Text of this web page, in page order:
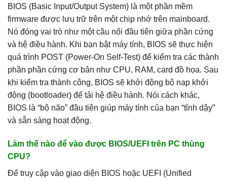
BIOS (Basic Input/Output System) là một phần mềm
firmware được lưu trữ trên một chip nhớ trên mainboard.
Nó đóng vai trò như một cầu nối đầu tiên giữa phần cứng
và hệ điều hành. Khi bạn bật máy tính, BIOS sẽ thực hiện
quá trình POST (Power-On Self-Test) để kiểm tra các thành
phần phần cứng cơ bản như CPU, RAM, card đồ họa. Sau
khi kiểm tra thành công, BIOS sẽ khởi động bộ nạp khởi
động (bootloader) để tải hệ điều hành. Nói cách khác,
BIOS là “bộ não” đầu tiên giúp máy tính của bạn “tỉnh dậy”
và sẵn sàng hoạt động.
Làm thế nào để vào được BIOS/UEFI trên PC thùng
CPU?
Để truy cập vào giao diện BIOS hoặc UEFI (Unified